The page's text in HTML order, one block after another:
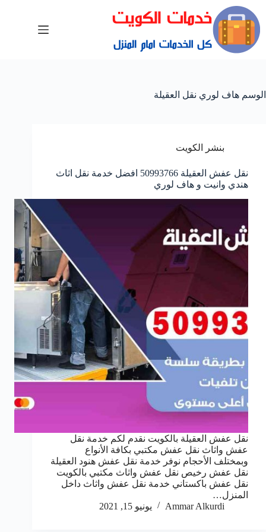
الوسم هاف لوري نقل العقيلة
بنشر الكويت
نقل عفش العقيلة 50993766 افضل خدمة نقل اثاث
هندي وانيت و هاف لوري
نقل عفش العقيلة بالكويت نقدم لكم خدمة نقل
عفش واثاث نقل عفش مكتبي بكافة الأنواع
وبمختلف الأحجام نوفر خدمة نقل عفش هنود العقيلة
نقل عفش رخيص نقل عفش واثاث مكتبي بالكويت
نقل عفش باكستاني خدمة نقل عفش واثاث داخل
المنزل…
Ammar Alkurdi
يونيو 15, 2021